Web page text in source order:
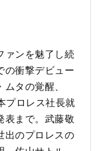
ァンを魅了し続
の衝撃デビュー
タの覚醒、
プロレス社長就
表まで。武藤敬
出のプロレスの